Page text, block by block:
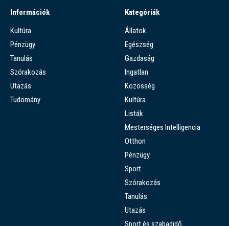
Információk
Kultúra
Pénzügy
Tanulás
Szórakozás
Utazás
Tudomány
Kategóriák
Állatok
Egészség
Gazdaság
Ingatlan
Közösség
Kultúra
Listák
Mesterséges Intelligencia
Otthon
Pénzügy
Sport
Szórakozás
Tanulás
Utazás
Sport és szabadidő